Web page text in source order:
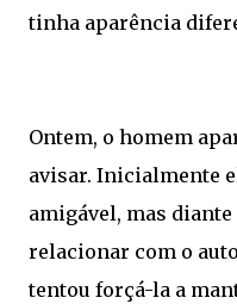
tinha aparência
Ontem, o homem
avisar. Inicialmente
amigável, mas
relacionar com o
tentou forçá-la a